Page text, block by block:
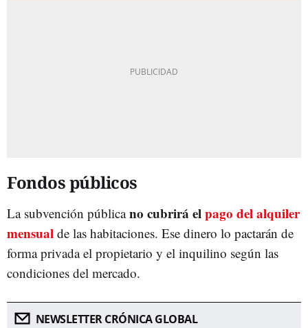
Fondos públicos
La subvención públicano cubrirá elpago del alquiler
mensual de las habitaciones. Ese dinero lo pactarán de
forma privada el propietario y el inquilino según las
condiciones del mercado.
NEWSLETTER CRÓNICA GLOBAL